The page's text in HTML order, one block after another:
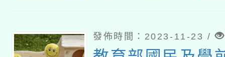
發佈時間：2023-11-23 /